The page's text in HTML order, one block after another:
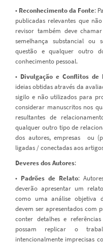
• Reconhecimento da Fonte:
publicadas relevantes que
revisor também deve
semelhança substancial ou
questão e qualquer outro
conhecimento pessoal.
• Divulgação e Conflitos de
ideias obtidas através da
sigilo e não utilizados para
considerar manuscritos nos
resultantes de
qualquer outro tipo de
dos autores, empresas ou
ligadas / conectadas aos
Deveres dos Autores:
• Padrões de Relato:
deverão apresentar um
como uma análise objetiva
devem ser apresentados com
conter detalhes e
possam replicar o
intencionalmente imprecisas